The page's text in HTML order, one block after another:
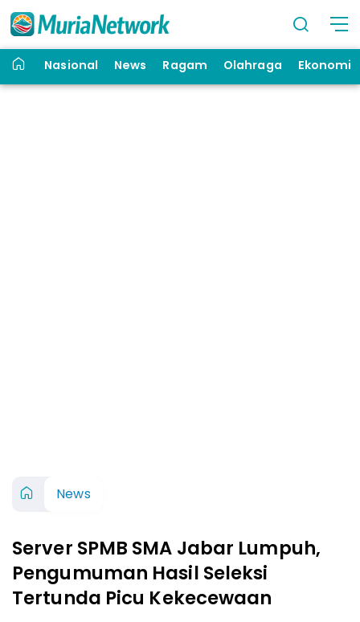
Nasional News Ragam Olahraga Ekonomi
News
Server SPMB SMA Jabar Lumpuh,
Pengumuman Hasil Seleksi
Tertunda Picu Kekecewaan